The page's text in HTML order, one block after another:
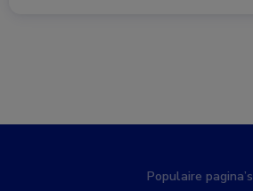
Populaire pagina’s